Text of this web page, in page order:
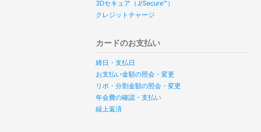
3Dセキュア（J/Secure™）
クレジットチャージ
カードのお支払い
締日・支払日
お支払い金額の照会・変更
リボ・分割金額の照会・変更
年会費の確認・支払い
繰上返済